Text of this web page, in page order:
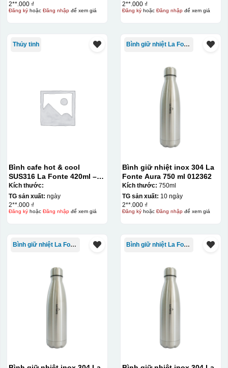
2**.000 ₫
Đăng kýhoặc Đăng nhậpđể xem giá
2**.000 ₫
Đăng kýhoặc Đăng nhậpđể xem giá
Thủy tinh
Bình cafe hot & cool
SUS316 La Fonte 420ml –
012775
Kích thước:
TG sản xuất: ngày
2**.000 ₫
Đăng kýhoặc Đăng nhậpđể xem giá
Bình giữ nhiệt La Fonte
Bình giữ nhiệt inox 304 La
Fonte Aura 750 ml 012362
Kích thước: 750ml
TG sản xuất: 10 ngày
2**.000 ₫
Đăng kýhoặc Đăng nhậpđể xem giá
Bình giữ nhiệt La Fonte Bình giữ nhiệt La Fonte